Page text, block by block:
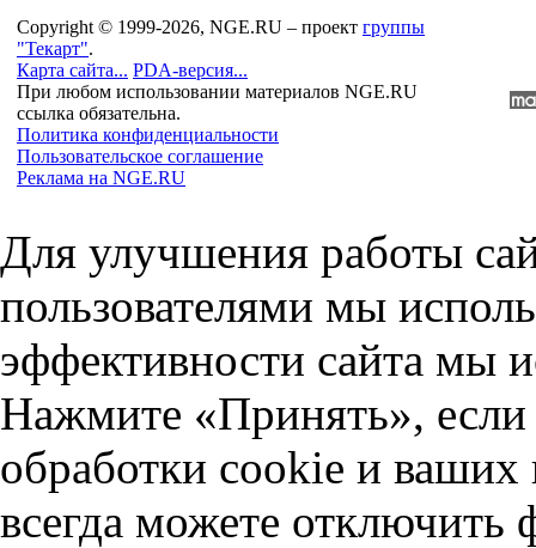
Copyright © 1999-2026, NGE.RU – проект группы
"Текарт".
Карта сайта... PDA-версия...
При любом использовании материалов NGE.RU
ссылка обязательна.
Политика конфиденциальности
Пользовательское соглашение
Реклама на NGE.RU
Для улучшения работы
пользователями мы
эффективности сайта мы
Нажмите «Принять», если
обработки cookie и
всегда можете отключить